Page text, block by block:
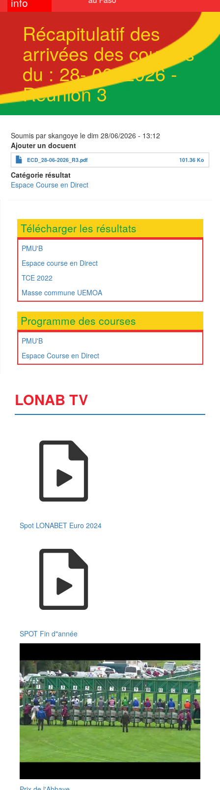
Récapitulatif des
arrivées des courses
du : 28- 06- 2026 -
Réunion 3
Soumis par skangoye le dim 28/06/2026 - 13:12
Ajouter un docuent
ECD_28-06-2026_R3.pdf 101.36 Ko
Catégorie résultat
Espace Course en Direct
Télécharger les résultats
PMU'B
Espace course en Direct
TCE 2022
Masse commune UEMOA
Programme des courses
PMU'B
Espace Course en Direct
LONAB TV
Spot LONABET Euro 2024
SPOT Fin d"année